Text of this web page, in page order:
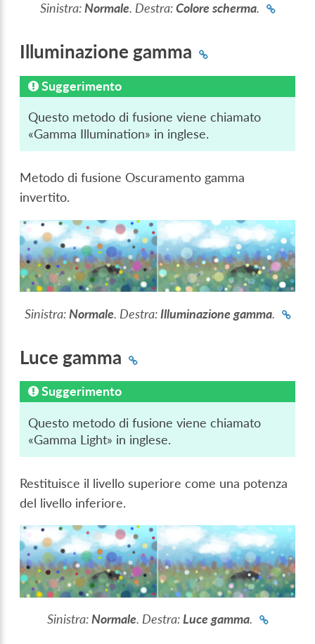
Sinistra: Normale. Destra:Colore scherma.
Illuminazione gamma
Suggerimento
Questo metodo di fusione viene chiamato
«Gamma Illumination» in inglese.
Metodo di fusione Oscuramento gamma
invertito.
Sinistra: Normale. Destra: Illuminazione gamma.
Luce gamma
Suggerimento
Questo metodo di fusione viene chiamato
«Gamma Light» in inglese.
Restituisce il livello superiore come una potenza
del livello inferiore.
Sinistra: Normale. Destra: Luce gamma.